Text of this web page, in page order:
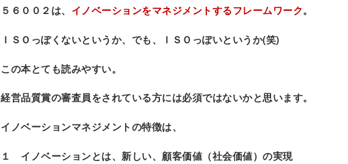
５６００２は、 イノベーションをマネジメントするフレームワーク。
ＩＳＯっぽくないというか、でも、ＩＳＯっぽいというか(笑)
この本とても読みやすい。
経営品質賞の審査員をされている方には必須ではないかと思います。
イノベーションマネジメントの特徴は、
１ イノベーションとは、新しい、顧客価値（社会価値）の実現